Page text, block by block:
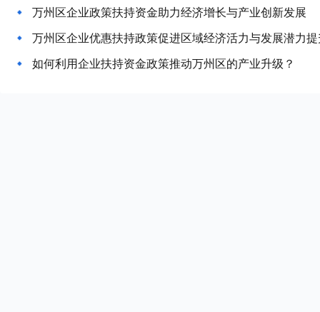
万州区企业政策扶持资金助力经济增长与产业创新发展
万州区企业优惠扶持政策促进区域经济活力与发展潜力
如何利用企业扶持资金政策推动万州区的产业升级？